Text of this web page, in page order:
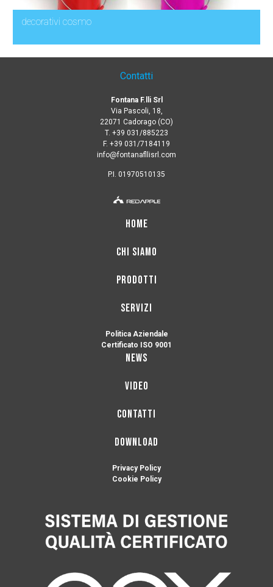
decorativi cosmo
Contatti
Fontana F.lli Srl
Via Pascoli, 18,
22071 Cadorago (CO)
T. +39 031/885223
F. +39 031/7184119
info@fontanafllisrl.com
P.I. 01970510135
HOME
CHI SIAMO
PRODOTTI
SERVIZI
Politica Aziendale
Certificato ISO 9001
NEWS
VIDEO
CONTATTI
DOWNLOAD
Privacy Policy
Cookie Policy